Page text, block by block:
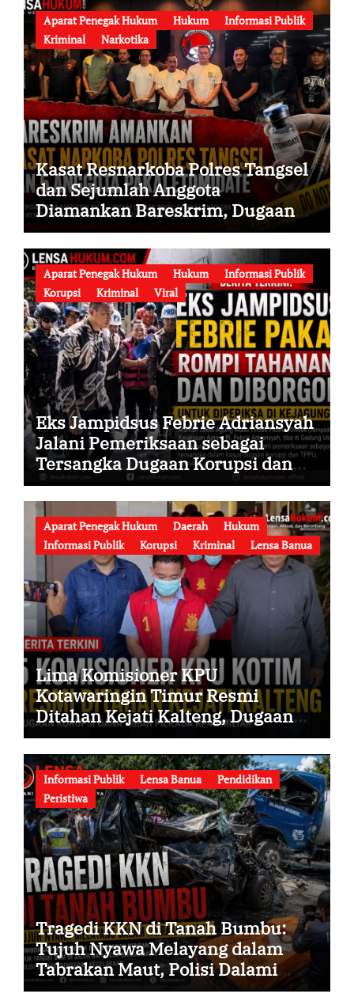
Aparat Penegak Hukum Hukum
Informasi Publik
Kriminal
Narkotika
Kasat Resnarkoba Polres Tangsel
dan Sejumlah Anggota
Diamankan Bareskrim, Dugaan
Penyalahgunaan Narkoba serta
Penyalahgunaan Wewenang
Didalami
Aparat Penegak Hukum Hukum
Informasi Publik
Korupsi
Kriminal Viral
Eks Jampidsus Febrie Adriansyah
Jalani Pemeriksaan sebagai
Tersangka Dugaan Korupsi dan
TPPU, Datang ke Kejaksaan Agung
Mengenakan Rompi Tahanan
Aparat Penegak Hukum Daerah
Hukum
Informasi Publik
Korupsi Kriminal Lensa Banua
Lima Komisioner KPU
Kotawaringin Timur Resmi
Ditahan Kejati Kalteng, Dugaan
Korupsi Dana Hibah Pilkada Rp40
Miliar Memasuki Babak Baru
Informasi Publik Lensa Banua
Pendidikan
Peristiwa
Tragedi KKN di Tanah Bumbu:
Tujuh Nyawa Melayang dalam
Tabrakan Maut, Polisi Dalami
Seluruh Faktor Penyebab